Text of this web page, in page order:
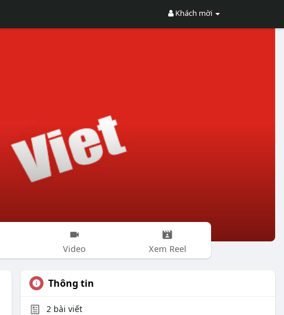
Khách mời
Video Xem Reel
Thông tin
2 bài viết